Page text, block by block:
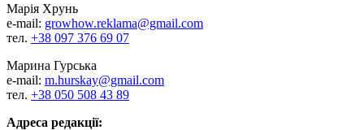
Марія Хрунь
e-mail: growhow.reklama@gmail.com
тел. +38 097 376 69 07
Марина Гурська
e-mail: m.hurskay@gmail.com
тел. +38 050 508 43 89
Адреса редакції: